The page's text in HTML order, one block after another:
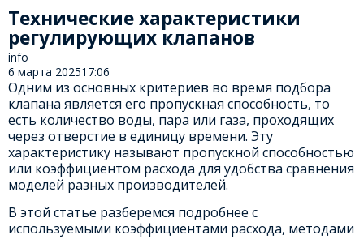
Технические характеристики
регулирующих клапанов
info
6 марта 202517:06
Одним из основных критериев во время подбора
клапана является его пропускная способность, то
есть количество воды, пара или газа, проходящих
через отверстие в единицу времени. Эту
характеристику называют пропускной способностью
или коэффициентом расхода для удобства сравнения
моделей разных производителей.
В этой статье разберемся подробнее с
используемыми коэффициентами расхода, методами